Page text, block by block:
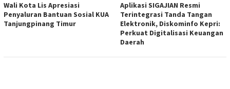
Wali Kota Lis Apresiasi
Penyaluran Bantuan Sosial KUA
Tanjungpinang Timur
Aplikasi SIGAJIAN Resmi
Terintegrasi Tanda Tangan
Elektronik, Diskominfo Kepri:
Perkuat Digitalisasi Keuangan
Daerah